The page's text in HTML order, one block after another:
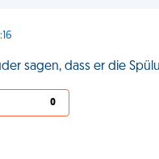
sagen, dass er die
0